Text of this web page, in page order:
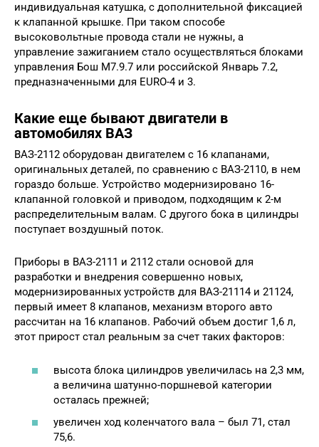
индивидуальная катушка, с дополнительной фиксацией
к клапанной крышке. При таком способе
высоковольтные провода стали не нужны, а
управление зажиганием стало осуществляться блоками
управления Бош М7.9.7 или российской Январь 7.2,
предназначенными для EURO-4 и 3.
Какие еще бывают двигатели в
автомобилях ВАЗ
ВАЗ-2112 оборудован двигателем с 16 клапанами,
оригинальных деталей, по сравнению с ВАЗ-2110, в нем
гораздо больше. Устройство модернизировано 16-
клапанной головкой и приводом, подходящим к 2-м
распределительным валам. С другого бока в цилиндры
поступает воздушный поток.
Приборы в ВАЗ-2111 и 2112 стали основой для
разработки и внедрения совершенно новых,
модернизированных устройств для ВАЗ-21114 и 21124,
первый имеет 8 клапанов, механизм второго авто
рассчитан на 16 клапанов. Рабочий объем достиг 1,6 л,
этот прирост стал реальным за счет таких факторов:
высота блока цилиндров увеличилась на 2,3 мм,
а величина шатунно-поршневой категории
осталась прежней;
увеличен ход коленчатого вала – был 71, стал
75,6.